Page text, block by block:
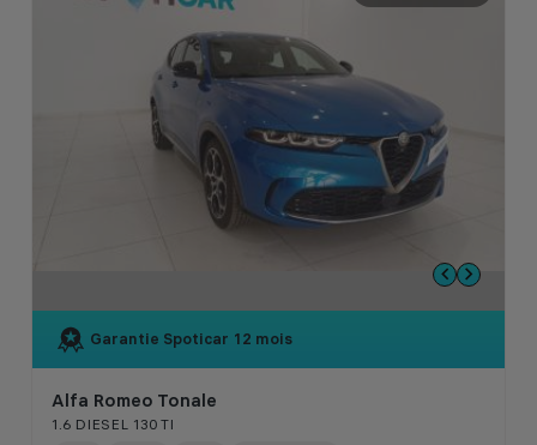
Garantie Spoticar 12 mois
Alfa Romeo Tonale
1.6 DIESEL 130 TI